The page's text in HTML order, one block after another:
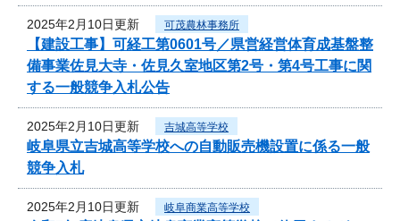
2025年2月10日更新 可茂農林事務所
【建設工事】可経工第0601号／県営経営体育成基盤整
備事業佐見大寺・佐見久室地区第2号・第4号工事に関
する一般競争入札公告
2025年2月10日更新 吉城高等学校
岐阜県立吉城高等学校への自動販売機設置に係る一般
競争入札
2025年2月10日更新 岐阜商業高等学校